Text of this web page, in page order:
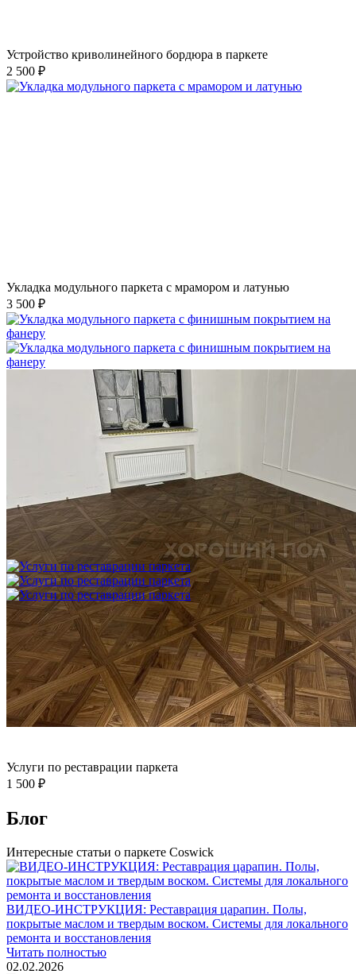
Устройство криволинейного бордюра в паркете
2 500 ₽
Укладка модульного паркета с мрамором и латунью
3 500 ₽
Укладка модульного паркета с финишным покрытием на
фанеру
3 600 ₽
Услуги по реставрации паркета
1 500 ₽
Блог
Интересные статьи о паркете Coswick
ВИДЕО-ИНСТРУКЦИЯ: Реставрация царапин. Полы,
покрытые маслом и твердым воском. Системы для локального
ремонта и восстановления
Читать полностью
02.02.2026